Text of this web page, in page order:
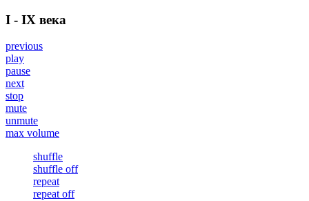
I - IX века
previous
play
pause
next
stop
mute
unmute
max volume
shuffle
shuffle off
repeat
repeat off